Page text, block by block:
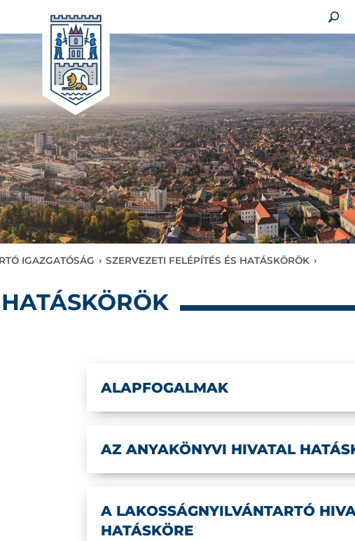
IGAZGATÓSÁG › SZERVEZETI FELÉPÍTÉS ÉS HATÁSKÖRÖK ›
ALAPFOGALMAK
AZ ANYAKÖNYVI HIVATAL
A LAKOSSÁGNYILVÁNTARTÓ
HATÁSKÖRE